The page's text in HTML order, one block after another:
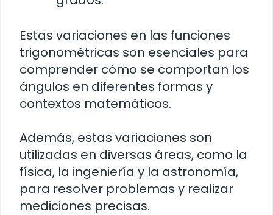
Estas variaciones en las funciones
trigonométricas son esenciales para
comprender cómo se comportan los
ángulos en diferentes formas y
contextos matemáticos.
Además, estas variaciones son
utilizadas en diversas áreas, como la
física, la ingeniería y la astronomía,
para resolver problemas y realizar
mediciones precisas.